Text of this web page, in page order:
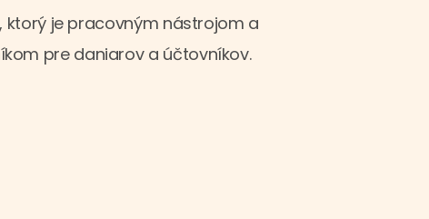
ktorý je pracovným nástrojom a
pre daniarov a účtovníkov.